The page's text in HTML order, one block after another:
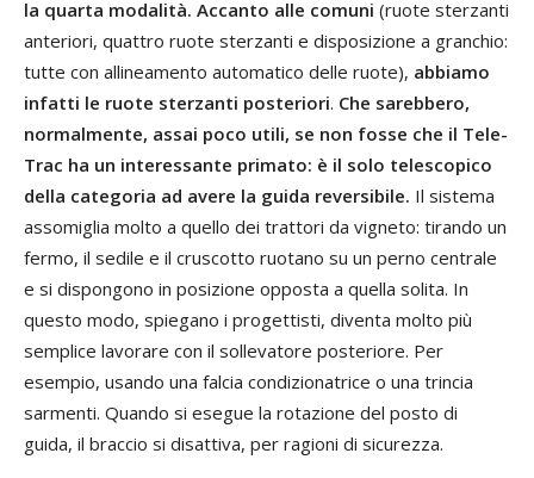
la quarta modalità. Accanto alle comuni (ruote sterzanti
anteriori, quattro ruote sterzanti e disposizione a granchio:
tutte con allineamento automatico delle ruote), abbiamo
infatti le ruote sterzanti posteriori. Che sarebbero,
normalmente, assai poco utili, se non fosse che il Tele-
Trac ha un interessante primato: è il solo telescopico
della categoria ad avere la guida reversibile. Il sistema
assomiglia molto a quello dei trattori da vigneto: tirando un
fermo, il sedile e il cruscotto ruotano su un perno centrale
e si dispongono in posizione opposta a quella solita. In
questo modo, spiegano i progettisti, diventa molto più
semplice lavorare con il sollevatore posteriore. Per
esempio, usando una falcia condizionatrice o una trincia
sarmenti. Quando si esegue la rotazione del posto di
guida, il braccio si disattiva, per ragioni di sicurezza.